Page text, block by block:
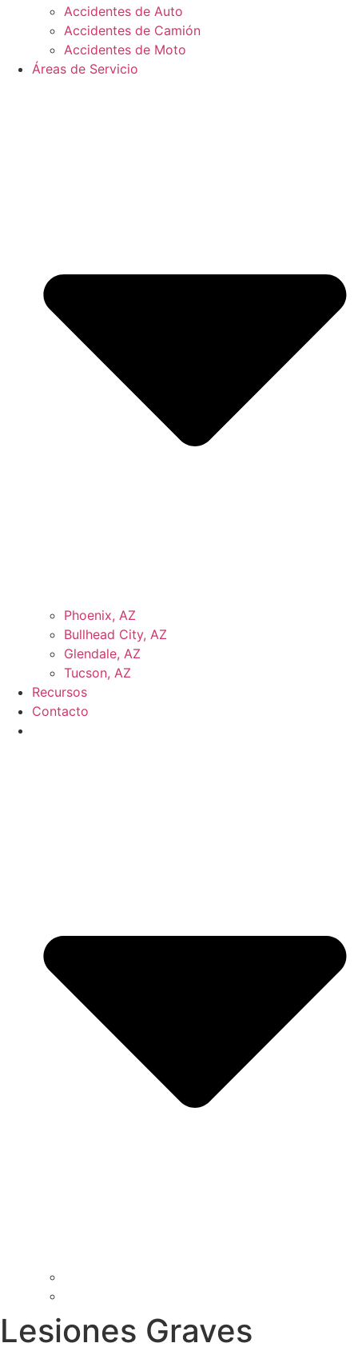
Accidentes de Auto
Accidentes de Camión
Accidentes de Moto
Áreas de Servicio
Phoenix, AZ
Bullhead City, AZ
Glendale, AZ
Tucson, AZ
Recursos
Contacto
Lesiones Graves